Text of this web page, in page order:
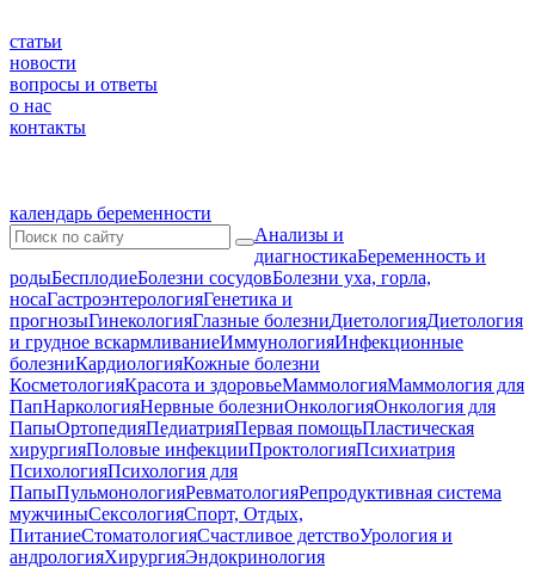
статьи
новости
вопросы и ответы
о нас
контакты
календарь беременности
Анализы и
диагностикаБеременность и
родыБесплодиеБолезни сосудовБолезни уха, горла,
носаГастроэнтерологияГенетика и
прогнозыГинекологияГлазные болезниДиетологияДиетология
и грудное вскармливаниеИммунологияИнфекционные
болезниКардиологияКожные болезни
КосметологияКрасота и здоровьеМаммологияМаммология для
ПапНаркологияНервные болезниОнкологияОнкология для
ПапыОртопедияПедиатрияПервая помощьПластическая
хирургияПоловые инфекцииПроктологияПсихиатрия
ПсихологияПсихология для
ПапыПульмонологияРевматологияРепродуктивная система
мужчиныСексологияСпорт, Отдых,
ПитаниеСтоматологияСчастливое детствоУрология и
андрологияХирургияЭндокринология